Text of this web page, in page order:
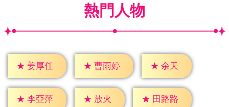
熱門人物
★ 姜厚任 ★ 曹雨婷 ★ 余天
★ 李亞萍 ★ 放火 ★ 田路路